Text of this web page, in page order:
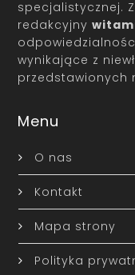
specjalistycznej.
redakcyjny
wynikające z
przedstawionych
Menu
O nas
Kontakt
Mapa strony
Polityka